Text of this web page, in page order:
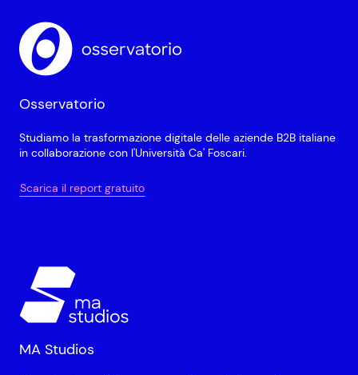
Osservatorio
Studiamo la trasformazione digitale delle aziende B2B italiane
in collaborazione con l'Università Ca' Foscari.
Scarica il report gratuito
MA Studios